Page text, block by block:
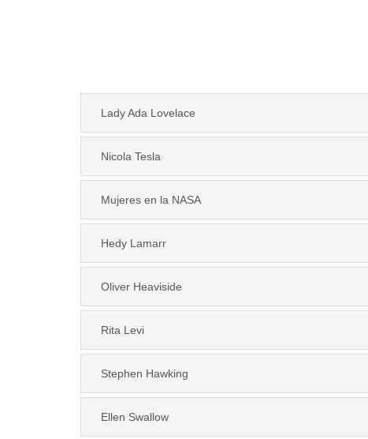
Lady Ada Lovelace
Nicola Tesla
Mujeres en la NASA
Hedy Lamarr
Oliver Heaviside
Rita Levi
Stephen Hawking
Ellen Swallow